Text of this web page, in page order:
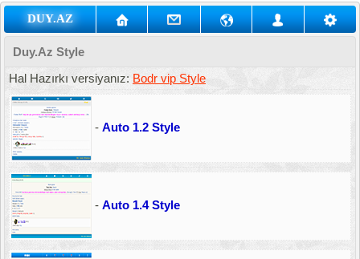
DUY.AZ
Duy.Az Style
Hal Hazırkı versiyanız: Bodr vip Style
- Auto 1.2 Style
- Auto 1.4 Style